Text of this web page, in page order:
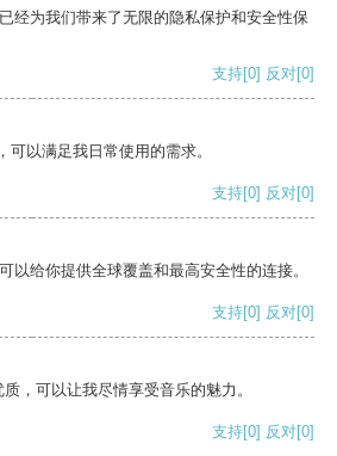
经为我们带来了无限的隐私保护和安全性保
支持[0] 反对[0]
以满足我日常使用的需求。
支持[0] 反对[0]
以给你提供全球覆盖和最高安全性的连接。
支持[0] 反对[0]
，可以让我尽情享受音乐的魅力。
支持[0] 反对[0]